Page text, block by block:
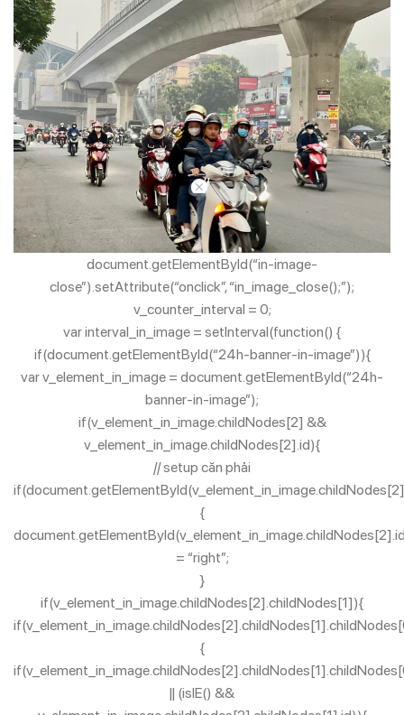
//
document.getElementById(“in-image-
close”).setAttribute(“onclick”, “in_image_close();”);
v_counter_interval = 0;
var interval_in_image = setInterval(function() {
if(document.getElementById(“24h-banner-in-image”)){
var v_element_in_image = document.getElementById(“24h-
banner-in-image”);
if(v_element_in_image.childNodes[2] &&
v_element_in_image.childNodes[2].id){
// setup căn phải
{
= “right”;
}
if(v_element_in_image.childNodes[2].childNodes[1]){
{
|| (isIE() &&